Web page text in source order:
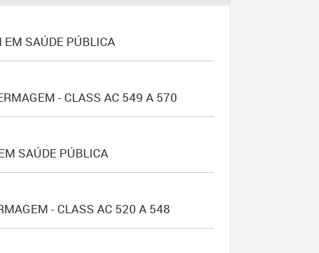
EM SAÚDE PÚBLICA
- CLASS AC 549 A 570
SAÚDE PÚBLICA
- CLASS AC 520 A 548